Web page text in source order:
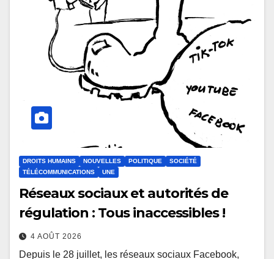
DROITS HUMAINS NOUVELLES POLITIQUE
SOCIÉTÉ
TÉLÉCOMMUNICATIONS
UNE
Réseaux sociaux et autorités de
régulation : Tous inaccessibles !
4 AOÛT 2026
Depuis le 28 juillet, les réseaux sociaux Facebook,